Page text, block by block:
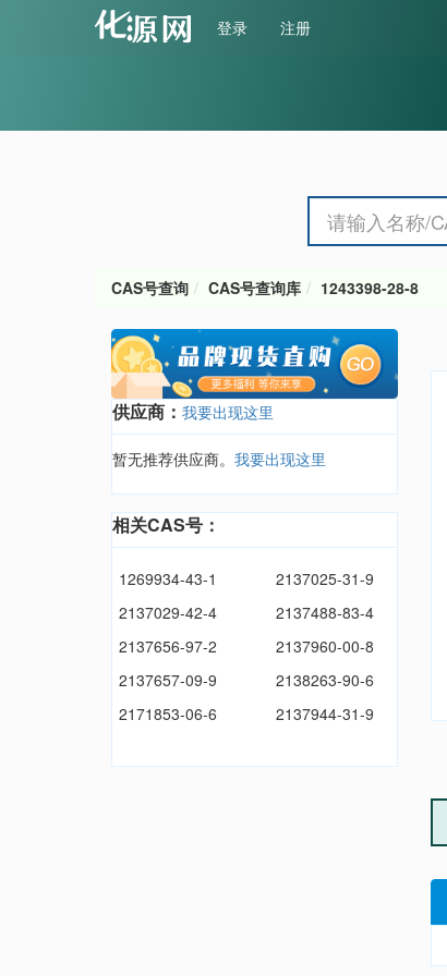
登录 注册
CAS号查询 CAS号查询库 1243398-28-8
供应商： 我要出现这里
暂无推荐供应商。 我要出现这里
相关CAS号：
1269934-43-1
2137025-31-9
2137029-42-4
2137488-83-4
2137656-97-2
2137960-00-8
2137657-09-9
2138263-90-6
2171853-06-6
2137944-31-9